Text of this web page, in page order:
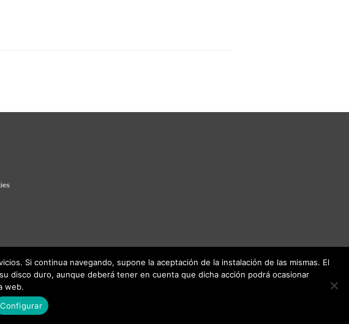
Si continua navegando, supone la aceptación de la instalación de las mismas. El
disco duro, aunque deberá tener en cuenta que dicha acción podrá ocasionar
web.
Configurar